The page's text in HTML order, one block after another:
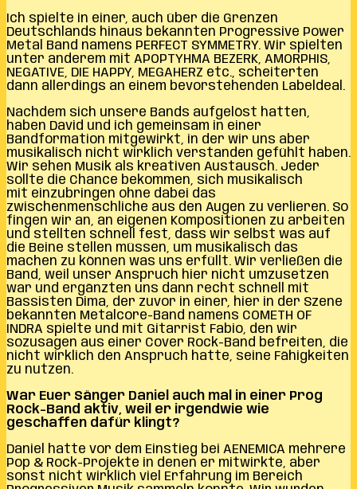
Ich spielte in einer, auch über die Grenzen
Deutschlands hinaus bekannten Progressive Power
Metal Band namens PERFECT SYMMETRY. Wir spielten
unter anderem mit APOPTYHMA BEZERK, AMORPHIS,
NEGATIVE, DIE HAPPY, MEGAHERZ etc., scheiterten
dann allerdings an einem bevorstehenden Labeldeal.
Nachdem sich unsere Bands aufgelöst hatten,
haben David und ich gemeinsam in einer
Bandformation mitgewirkt, in der wir uns aber
musikalisch nicht wirklich verstanden gefühlt haben.
Wir sehen Musik als kreativen Austausch. Jeder
sollte die Chance bekommen, sich musikalisch
mit einzubringen ohne dabei das
zwischenmenschliche aus den Augen zu verlieren. So
fingen wir an, an eigenen Kompositionen zu arbeiten
und stellten schnell fest, dass wir selbst was auf
die Beine stellen müssen, um musikalisch das
machen zu können was uns erfüllt. Wir verließen die
Band, weil unser Anspruch hier nicht umzusetzen
war und ergänzten uns dann recht schnell mit
Bassisten Dima, der zuvor in einer, hier in der Szene
bekannten Metalcore-Band namens COMETH OF
INDRA spielte und mit Gitarrist Fabio, den wir
sozusagen aus einer Cover Rock-Band befreiten, die
nicht wirklich den Anspruch hatte, seine Fähigkeiten
zu nutzen.
War Euer Sänger Daniel auch mal in einer Prog
Rock-Band aktiv, weil er irgendwie wie
geschaffen dafür klingt?
Daniel hatte vor dem Einstieg bei AENEMICA mehrere
Pop & Rock-Projekte in denen er mitwirkte, aber
sonst nicht wirklich viel Erfahrung im Bereich